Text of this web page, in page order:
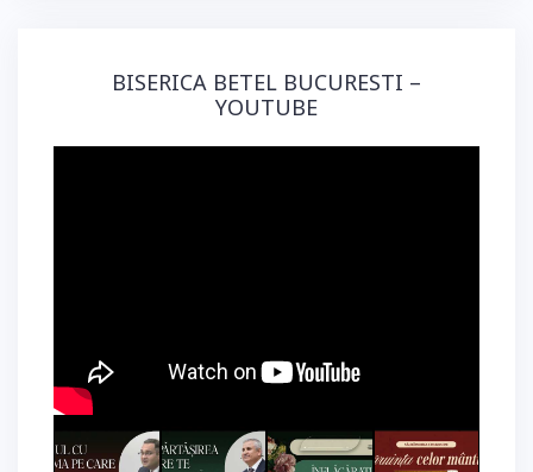
BISERICA BETEL BUCURESTI –
YOUTUBE